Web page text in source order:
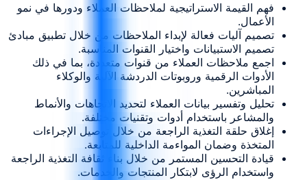
فهم القيمة الاستراتيجية لملاحظات العملاء ودورها في نمو
الأعمال.
تصميم آليات فعالة لإبداء الملاحظات من خلال تطبيق مبادئ
تصميم الاستبيانات واختيار القنوات المناسبة.
اجمع ملاحظات العملاء من قنوات متعددة، بما في ذلك
الأدوات الرقمية وروبوتات الدردشة الآلية والوكلاء
المباشرين.
تحليل وتفسير بيانات العملاء لتحديد الاتجاهات والأنماط
والمشاعر باستخدام أدوات وتقنيات مختلفة.
إغلاق حلقة التغذية الراجعة من خلال توصيل الإجراءات
المتخذة وضمان المواءمة الداخلية للمتابعة.
قيادة التحسين المستمر من خلال بناء ثقافة التغذية الراجعة
واستخدام الرؤى لابتكار المنتجات والخدمات.